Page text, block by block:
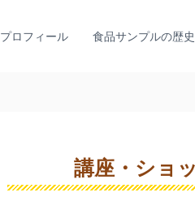
プロフィール 食品サンプルの歴史
講座・ショ